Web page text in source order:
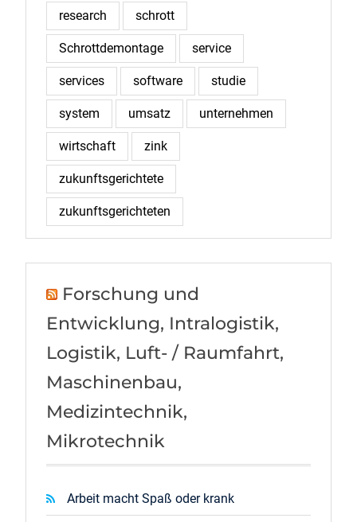
research schrott
Schrottdemontage service
services software studie
system umsatz unternehmen
wirtschaft zink
zukunftsgerichtete
zukunftsgerichteten
Forschung und
Entwicklung, Intralogistik,
Logistik, Luft- / Raumfahrt,
Maschinenbau,
Medizintechnik,
Mikrotechnik
Arbeit macht Spaß oder krank